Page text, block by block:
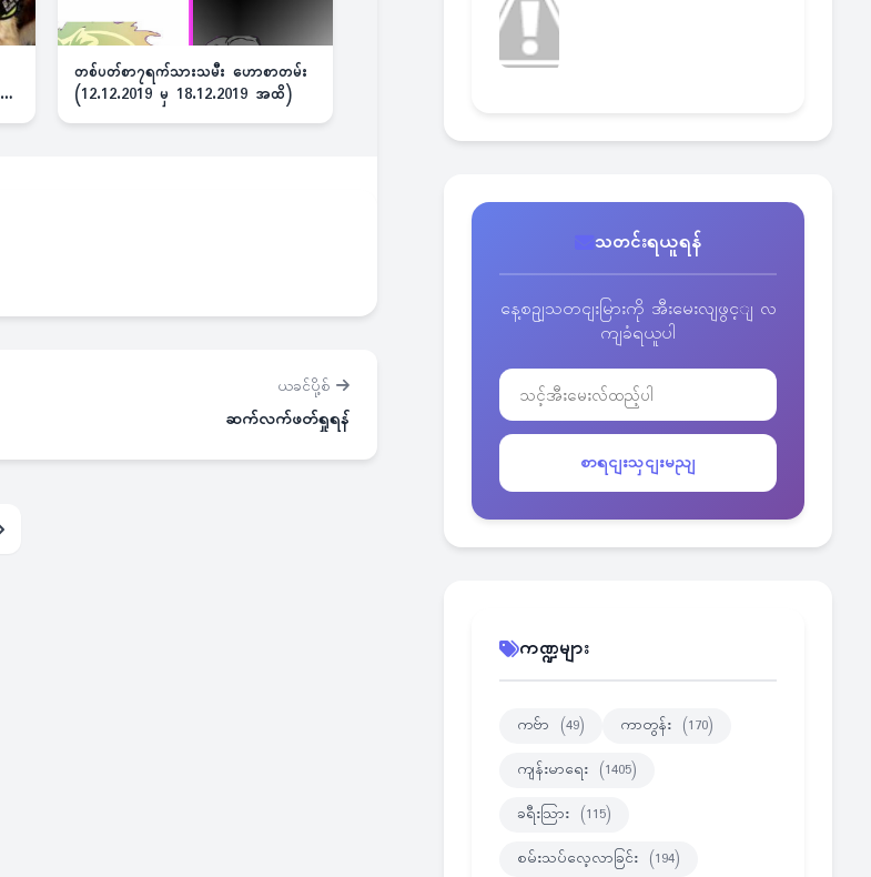
တစ်ပတ်စာ၇ရက်သားသမီး ဟောစာတမ်း
(12.12.2019 မှ 18.12.2019 အထိ)
ယခင်ပို့စ်
ဆက်လက်ဖတ်ရှုရန်
သတင်းရယူရန်
နေ့စဥျသတငျးမြားကို အီးမေးလျဖွင့ျ လ
ကျခံရယူပါ
စာရငျးသှငျးမညျ
ကဏ္ဍများ
ကဗ်ာ (49) ကာတွန်း (170)
ကျန်းမာရေး (1405)
ခရီးသြား (115)
စမ်းသပ်လေ့လာခြင်း (194)